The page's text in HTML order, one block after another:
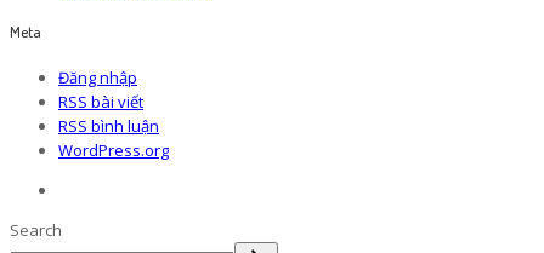
Meta
Đăng nhập
RSS bài viết
RSS bình luận
WordPress.org
Search